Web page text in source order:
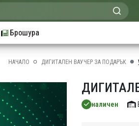
Брошура
НАЧАЛО ДИГИТАЛЕН ВАУЧЕР ЗА ПОДАРЪК
наличен